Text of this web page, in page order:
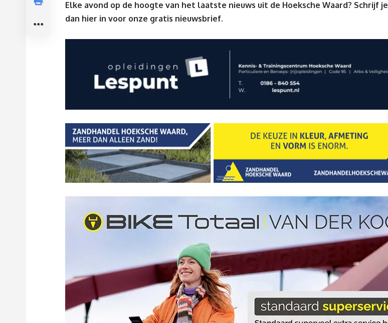
Elke avond op de hoogte van het laatste nieuws uit de Hoeksche Waard? Schrijf je
dan hier in voor onze gratis nieuwsbrief.